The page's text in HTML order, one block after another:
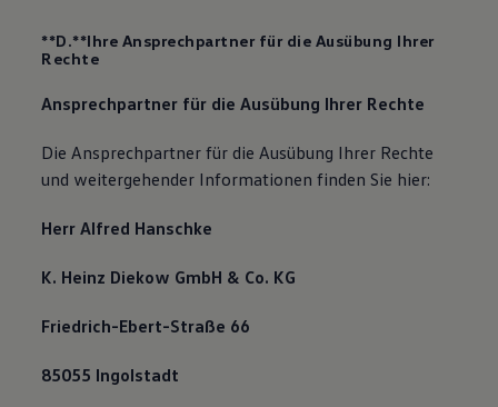
**D.**Ihre Ansprechpartner für die Ausübung Ihrer
Rechte
Ansprechpartner für die Ausübung Ihrer Rechte
Die Ansprechpartner für die Ausübung Ihrer Rechte
und weitergehender Informationen finden Sie hier:
Herr Alfred Hanschke
K. Heinz Diekow GmbH & Co. KG
Friedrich-Ebert-Straße 66
85055 Ingolstadt